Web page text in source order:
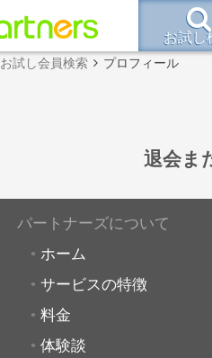
お試し
お試し会員検索 プロフィール
退会ま
パートナーズについて
ホーム
サービスの特徴
料金
体験談